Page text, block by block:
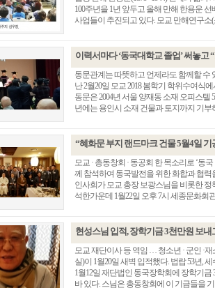
100주년을 1년 앞두고 올해 만해 한용운
사업들이 추진되고 있다. 모교 만해연구소
이력서마다 ‘동국대학교 졸업’ 써놓고
동문관계는 따뜻하고 언제라도 함께할 수
난 2월20일 모교 2018 봄학기 학위수여식
동문은 2004년 서울 양재동 소재 오피스
년에는 용인시 소재 건물과 토지까지 기부
“혜화문 부지 랜드마크 건물 5월4일 기
모교 · 총동창회 · 동공회 한 목소리로 ‘동
께 참석하여 동국발전을 위한 화합과 협력
인사회가 모교 총장 보광스님을 비롯한
석한가운데 1월22일 오후 7시 세종문화회
현성스님 입적, 장학기금 3천만원 보내
모교 재단이사 등 역임 … 청소년 · 군인 ·
실)이 1월20일 새벽 입적했다. 법랍 53년,
1월12일 재단법인 동국장학회에 장학기
바 있다. 스님은 총동창회에 이 기금들을